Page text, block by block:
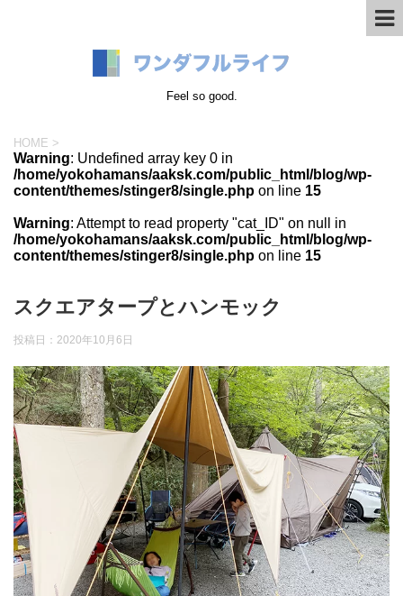
Feel so good.
HOME >
Warning: Undefined array key 0 in
/home/yokohamans/aaksk.com/public_html/blog/wp-
content/themes/stinger8/single.php on line 15
Warning: Attempt to read property "cat_ID" on null in
/home/yokohamans/aaksk.com/public_html/blog/wp-
content/themes/stinger8/single.php on line 15
スクエアタープとハンモック
投稿日： 2020年10月6日